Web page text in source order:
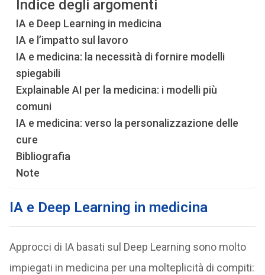
Indice degli argomenti
IA e Deep Learning in medicina
IA e l’impatto sul lavoro
IA e medicina: la necessità di fornire modelli
spiegabili
Explainable AI per la medicina: i modelli più
comuni
IA e medicina: verso la personalizzazione delle
cure
Bibliografia
Note
IA e Deep Learning in medicina
Approcci di IA basati sul Deep Learning sono molto
impiegati in medicina per una molteplicità di compiti: